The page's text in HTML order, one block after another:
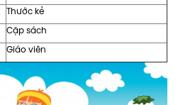
Thước kẻ
Cặp sách
Giáo viên